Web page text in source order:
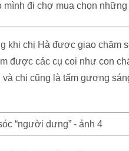
đi chợ mua chọn những
khi chị Hà được giao chăm
được các cụ coi như con
chị cũng là tấm gương